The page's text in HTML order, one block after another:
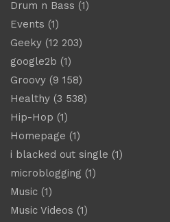
Drum n Bass (1)
Events (1)
Geeky (12 203)
google2b (1)
Groovy (9 158)
Healthy (3 538)
Hip-Hop (1)
Homepage (1)
i blacked out single (1)
microblogging (1)
Music (1)
Music Videos (1)